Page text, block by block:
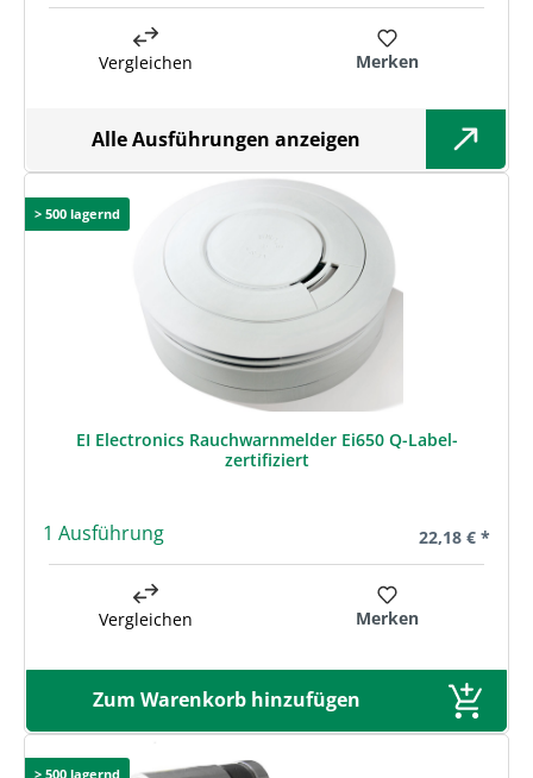
Vergleichen Merken
Alle Ausführungen anzeigen
> 500 lagernd
EI Electronics Rauchwarnmelder Ei650 Q-Label-
zertifiziert
1 Ausführung Regulärer
22,18 € *
Vergleichen Merken
Zum Warenkorb hinzufügen
> 500 lagernd